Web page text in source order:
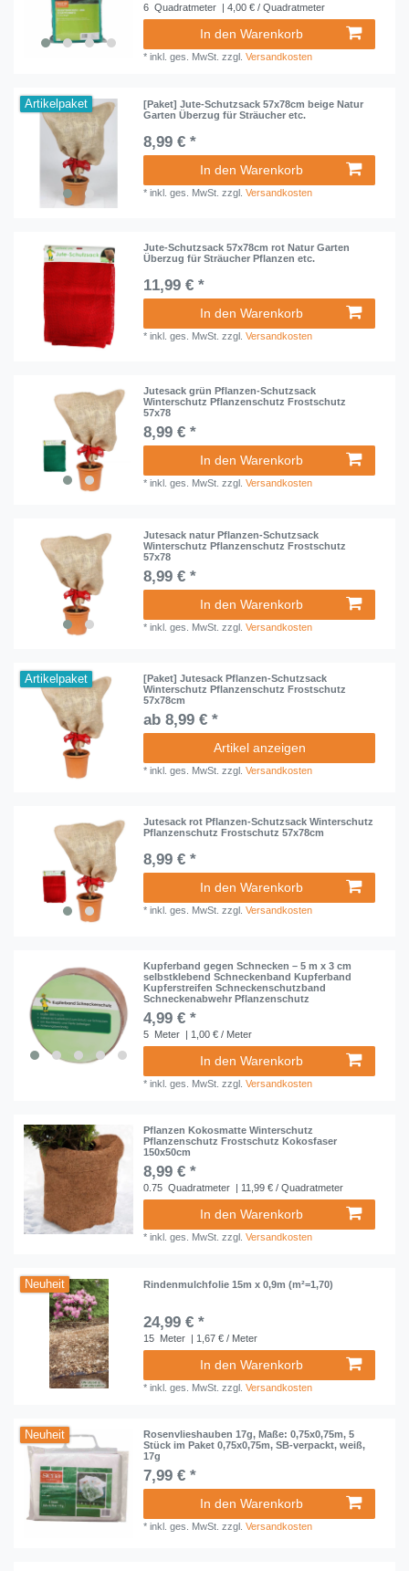
6 Quadratmeter | 4,00 € / Quadratmeter
In den Warenkorb
*inkl. ges. MwSt. zzgl.Versandkosten
Artikelpaket
[Paket] Jute-Schutzsack 57x78cm beige Natur
Garten Überzug für Sträucher etc.
8,99 € *
In den Warenkorb
*inkl. ges. MwSt. zzgl.Versandkosten
Jute-Schutzsack 57x78cm rot Natur Garten
Überzug für Sträucher Pflanzen etc.
11,99 € *
In den Warenkorb
*inkl. ges. MwSt. zzgl.Versandkosten
Jutesack grün Pflanzen-Schutzsack
Winterschutz Pflanzenschutz Frostschutz
57x78
8,99 € *
In den Warenkorb
*inkl. ges. MwSt. zzgl.Versandkosten
Jutesack natur Pflanzen-Schutzsack
Winterschutz Pflanzenschutz Frostschutz
57x78
8,99 € *
In den Warenkorb
*inkl. ges. MwSt. zzgl.Versandkosten
Artikelpaket
[Paket] Jutesack Pflanzen-Schutzsack
Winterschutz Pflanzenschutz Frostschutz
57x78cm
ab 8,99 € *
Artikel anzeigen
*inkl. ges. MwSt. zzgl.Versandkosten
Jutesack rot Pflanzen-Schutzsack Winterschutz
Pflanzenschutz Frostschutz 57x78cm
8,99 € *
In den Warenkorb
*inkl. ges. MwSt. zzgl.Versandkosten
Kupferband gegen Schnecken – 5 m x 3 cm
selbstklebend Schneckenband Kupferband
Kupferstreifen Schneckenschutzband
Schneckenabwehr Pflanzenschutz
4,99 € *
5 Meter | 1,00 € / Meter
In den Warenkorb
*inkl. ges. MwSt. zzgl.Versandkosten
Pflanzen Kokosmatte Winterschutz
Pflanzenschutz Frostschutz Kokosfaser
150x50cm
8,99 € *
0.75 Quadratmeter | 11,99 € / Quadratmeter
In den Warenkorb
*inkl. ges. MwSt. zzgl.Versandkosten
Neuheit Rindenmulchfolie 15m x 0,9m (m²=1,70)
24,99 € *
15 Meter | 1,67 € / Meter
In den Warenkorb
*inkl. ges. MwSt. zzgl.Versandkosten
Neuheit
Rosenvlieshauben 17g, Maße: 0,75x0,75m, 5
Stück im Paket 0,75x0,75m, SB-verpackt, weiß,
17g
7,99 € *
In den Warenkorb
*inkl. ges. MwSt. zzgl.Versandkosten